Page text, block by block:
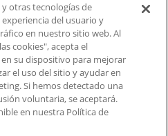
otras tecnologías de
del usuario y
en nuestro sitio web. Al
cookies", acepta el
su dispositivo para mejorar
el uso del sitio y ayudar en
Si hemos detectado una
voluntaria, se aceptará.
en nuestra Política de